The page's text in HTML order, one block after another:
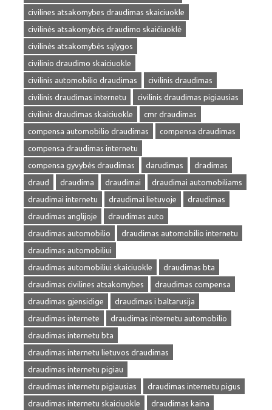
civilines atsakomybes draudimas skaiciuokle
civilinės atsakomybės draudimo skaičiuoklė
civilinės atsakomybės sąlygos
civilinio draudimo skaiciuokle
civilinis automobilio draudimas
civilinis draudimas
civilinis draudimas internetu
civilinis draudimas pigiausias
civilinis draudimas skaiciuokle
cmr draudimas
compensa automobilio draudimas
compensa draudimas
compensa draudimas internetu
compensa gyvybės draudimas
darudimas
dradimas
draud
draudima draudimai
draudimai automobiliams
draudimai internetu
draudimai lietuvoje
draudimas
draudimas anglijoje
draudimas auto
draudimas automobilio
draudimas automobilio internetu
draudimas automobiliui
draudimas automobiliui skaiciuokle
draudimas bta
draudimas civilines atsakomybes
draudimas compensa
draudimas gjensidige
draudimas i baltarusija
draudimas internete
draudimas internetu automobilio
draudimas internetu bta
draudimas internetu lietuvos draudimas
draudimas internetu pigiau
draudimas internetu pigiausias
draudimas internetu pigus
draudimas internetu skaiciuokle
draudimas kaina